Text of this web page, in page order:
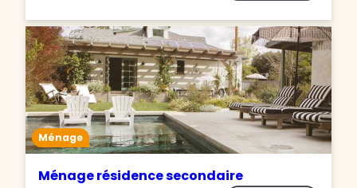
Ménage
Ménage résidence secondaire